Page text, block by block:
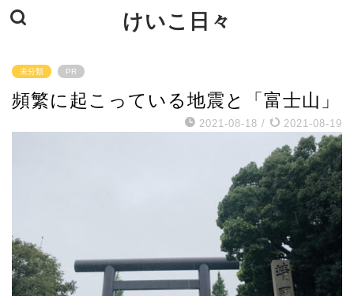
けいこ日々
未分類 PR
頻繁に起こっている地震と「富士山」
2021-08-18 / 2021-08-19